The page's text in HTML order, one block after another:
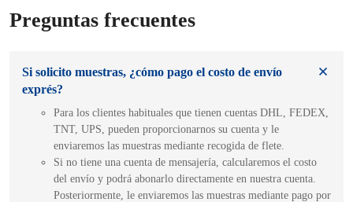
Preguntas frecuentes
Si solicito muestras, ¿cómo pago el costo de envío
exprés?
Para los clientes habituales que tienen cuentas DHL, FEDEX,
TNT, UPS, pueden proporcionarnos su cuenta y le
enviaremos las muestras mediante recogida de flete.
Si no tiene una cuenta de mensajería, calcularemos el costo
del envío y podrá abonarlo directamente en nuestra cuenta.
Posteriormente, le enviaremos las muestras mediante pago por